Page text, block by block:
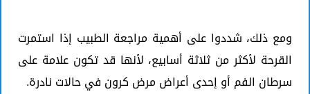
ومع ذلك، شددوا على أهمية مراجعة الطبيب إذا استمرت
القرحة لأكثر من ثلاثة أسابيع، لأنها قد تكون علامة على
سرطان الفم أو إحدى أعراض مرض كرون في حالات نادرة.